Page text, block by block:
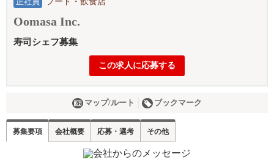
Oomasa Inc.
寿司シェフ募集
この求人に応募する
マップ/ルート ブックマーク
募集要項 会社概要 応募・選考 その他